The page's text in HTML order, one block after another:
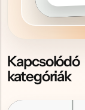
Kapcsolódó
kategóriák